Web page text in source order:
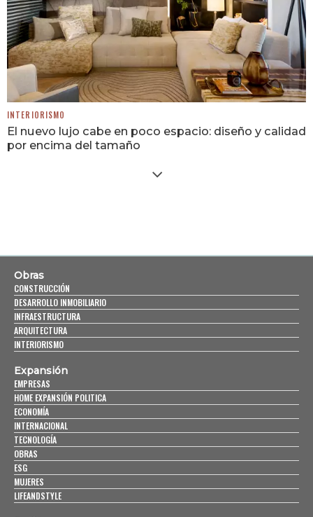
INTERIORISMO
El nuevo lujo cabe en poco espacio: diseño y calidad
por encima del tamaño
Obras
CONSTRUCCIÓN
DESARROLLO INMOBILIARIO
INFRAESTRUCTURA
ARQUITECTURA
INTERIORISMO
Expansión
EMPRESAS
HOME EXPANSIÓN POLITICA
ECONOMÍA
INTERNACIONAL
TECNOLOGÍA
OBRAS
ESG
MUJERES
LIFEANDSTYLE